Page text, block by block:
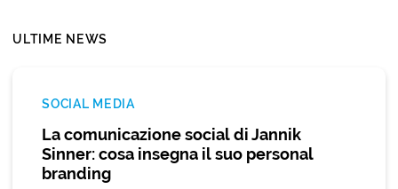
ULTIME NEWS
SOCIAL MEDIA
La comunicazione social di Jannik
Sinner: cosa insegna il suo personal
branding